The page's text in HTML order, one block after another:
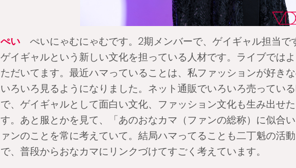
ぺい ぺいにゃむにゃむです。2期メンバーで、ゲイギャル担当で
ゲイギャルという新しい文化を担っている人材です。ライブでは
ただいてます。最近ハマっていることは、私ファッションが好き
いろいろ見るようになりました。ネット通販でいろいろ売ってい
で、ゲイギャルとして面白い文化、ファッション文化も生み出せ
す。あと服とかを見て、「あのおなカマ（ファンの総称）に似合
ァンのことを常に考えていて。結局ハマってることも二丁魁の活
で、普段からおなカマにリンクづけてすごく考えています。